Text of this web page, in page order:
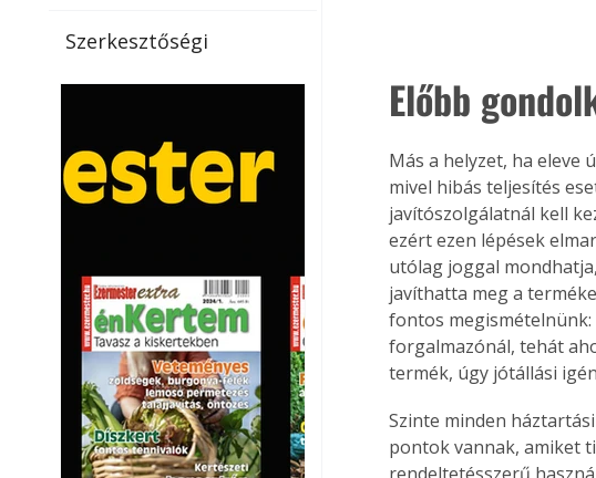
paradicsomot sokszor
gazdasági érettségben, azaz
Utóérik eközben, de nem lesz
olyan ízű, mint amit a saját
kertünkben, biológiai
tárolható h
Szerkesztőségi
Előbb
Más a helyzet, ha eleve
mivel hibás teljesítés
javítószolgálatnál kell
ezért ezen lépések
utólag joggal
javíthatta meg a
fontos
forgalmazónál, tehát
termék, úgy jótállási
Szinte minden
pontok vannak, amiket